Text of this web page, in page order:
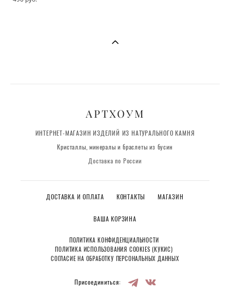
АРТХОУМ
ИНТЕРНЕТ-МАГАЗИН ИЗДЕЛИЙ ИЗ НАТУРАЛЬНОГО КАМНЯ
Кристаллы, минералы и браслеты из бусин
Доставка по России
ДОСТАВКА И ОПЛАТА КОНТАКТЫ МАГАЗИН
ВАША КОРЗИНА
ПОЛИТИКА КОНФИДЕНЦИАЛЬНОСТИ
ПОЛИТИКА ИСПОЛЬЗОВАНИЯ COOKIES (КУКИС)
СОГЛАСИЕ НА ОБРАБОТКУ ПЕРСОНАЛЬНЫХ ДАННЫХ
Присоединиться: